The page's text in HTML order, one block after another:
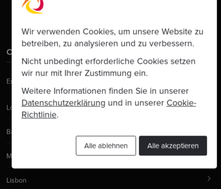
Wir verwenden Cookies, um unsere Website zu
betreiben, zu analysieren und zu verbessern.
Nicht unbedingt erforderliche Cookies setzen
wir nur mit Ihrer Zustimmung ein.
Weitere Informationen finden Sie in unserer
Datenschutzerklärung und in unserer Cookie-
Richtlinie.
Alle akzeptieren
Alle ablehnen
Contact Us
Email:
London
Barcelona
Manchester
Lisbon